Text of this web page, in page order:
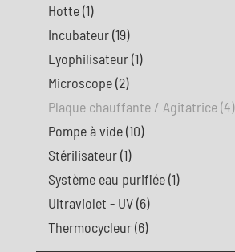
Hotte(1)
Incubateur(19)
Lyophilisateur(1)
Microscope(2)
Plaque chauffante / Agitatrice(4)
Pompe à vide(10)
Stérilisateur(1)
Système eau purifiée(1)
Ultraviolet - UV(6)
Thermocycleur(6)